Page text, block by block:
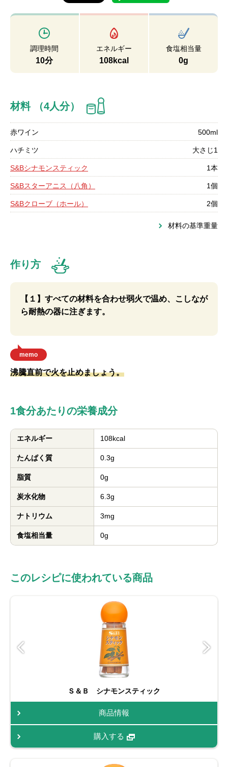
調理時間
10分
エネルギー
108kcal
食塩相当量
0g
材料 （4人分）
赤ワイン 500ml
ハチミツ 大さじ1
S&Bシナモンスティック 1本
S&Bスターアニス（八角） 1個
S&Bクローブ（ホール） 2個
材料の基準重量
作り方
【１】すべての材料を合わせ弱火で温め、こしなが
ら耐熱の器に注ぎます。
memo
沸騰直前で火を止めましょう。
1食分あたりの栄養成分
エネルギー 108kcal
たんぱく質 0.3g
脂質 0g
炭水化物 6.3g
ナトリウム 3mg
食塩相当量 0g
このレシピに使われている商品
Ｓ＆Ｂ シナモンスティック
商品情報
購入する